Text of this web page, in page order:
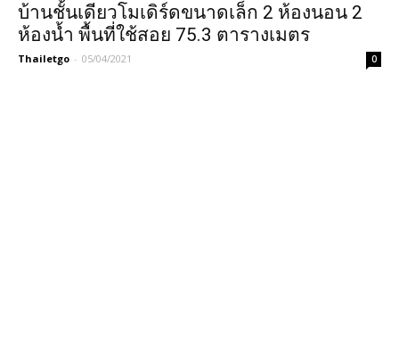
บ้านชั้นเดียวโมเดิร์ดขนาดเล็ก 2 ห้องนอน 2
ห้องน้ำ พื้นที่ใช้สอย 75.3 ตารางเมตร
Thailetgo - 05/04/2021 0